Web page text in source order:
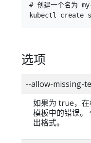
# 创建一个名为
选项
--allow-missing-
如果为 true，
模板中的错误
出格式。